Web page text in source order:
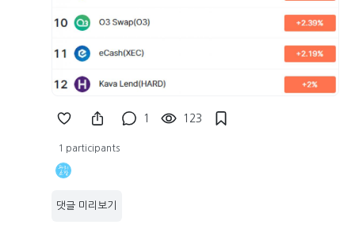
1 123
1 participants
댓글 미리보기